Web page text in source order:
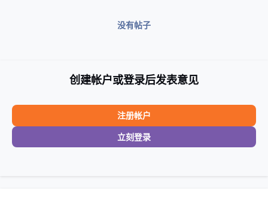
没有帖子
创建帐户或登录后发表意见
注册帐户
立刻登录